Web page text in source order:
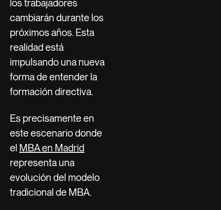
los trabajadores
cambiarán durante los
próximos años. Esta
realidad está
impulsando una nueva
forma de entender la
formación directiva.
Es precisamente en
este escenario donde
el MBA en Madrid
representa una
evolución del modelo
tradicional de MBA.